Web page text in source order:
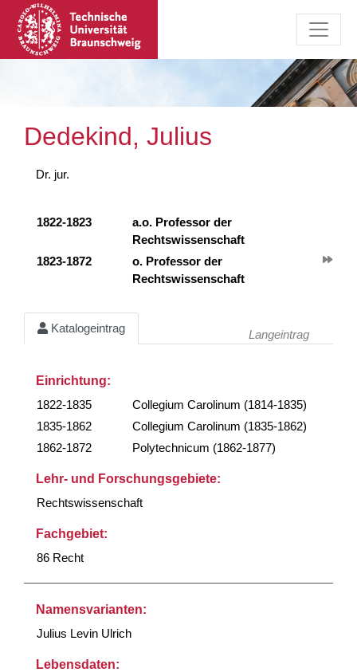
Dedekind, Julius
Dr. jur.
1822-1823
a.o. Professor der
Rechtswissenschaft
1823-1872
o. Professor der
Rechtswissenschaft
Katalogeintrag Langeintrag
Einrichtung:
1822-1835
Collegium Carolinum (1814-1835)
1835-1862
Collegium Carolinum (1835-1862)
1862-1872
Polytechnicum (1862-1877)
Lehr- und Forschungsgebiete:
Rechtswissenschaft
Fachgebiet:
86 Recht
Namensvarianten:
Julius Levin Ulrich
Lebensdaten: